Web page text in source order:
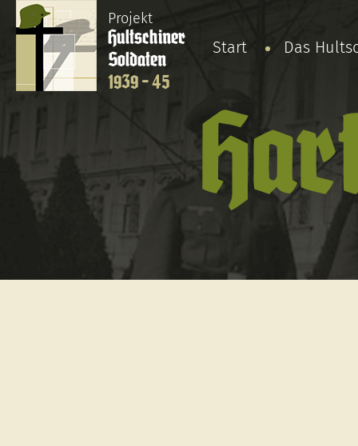
Projekt
Hultschiner
Soldaten
1939 - 45
Start Das